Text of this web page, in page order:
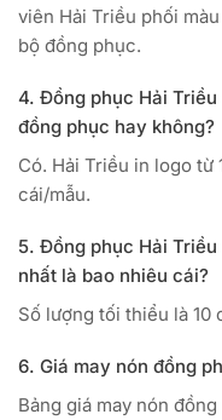
viên Hải Triều phối
bộ đồng phục.
4. Đồng phục Hải
đồng phục hay không?
Có. Hải Triều in logo
cái/mẫu.
5. Đồng phục Hải
nhất là bao nhiêu cái?
Số lượng tối thiểu là 10
6. Giá may nón đồng
Bảng giá may nón